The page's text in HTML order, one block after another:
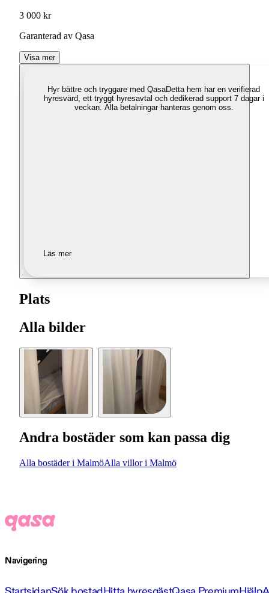
3 000 kr
Garanterad av Qasa
Visa mer
Hyr bättre och tryggare med QasaDetta hem har en verifierad
hyresvärd, ett tryggt hyresavtal och dedikerad support 7 dagar i
veckan. Alla betalningar hanteras genom oss.
Läs mer
Plats
Alla bilder
Andra bostäder som kan passa dig
Alla bostäder i MalmöAlla villor i Malmö
Navigering